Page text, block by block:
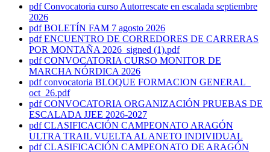
pdf Convocatoria curso Autorrescate en escalada septiembre
2026
pdf BOLETÍN FAM 7 agosto 2026
pdf ENCUENTRO DE CORREDORES DE CARRERAS
POR MONTAÑA 2026_signed (1).pdf
pdf CONVOCATORIA CURSO MONITOR DE
MARCHA NÓRDICA 2026
pdf convocatoria BLOQUE FORMACION GENERAL_
oct_26.pdf
pdf CONVOCATORIA ORGANIZACIÓN PRUEBAS DE
ESCALADA JJEE 2026-2027
pdf CLASIFICACIÓN CAMPEONATO ARAGÓN
ULTRA TRAIL VUELTA AL ANETO INDIVIDUAL
pdf CLASIFICACIÓN CAMPEONATO DE ARAGÓN